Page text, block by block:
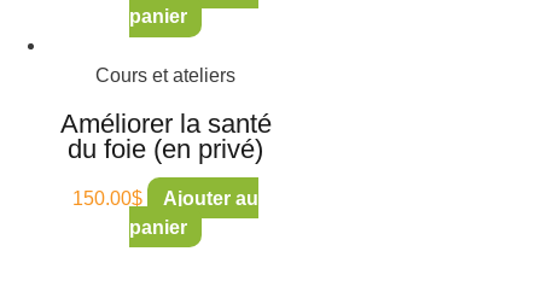
panier
Cours et ateliers
Améliorer la santé
du foie (en privé)
150.00$
Ajouter au
panier